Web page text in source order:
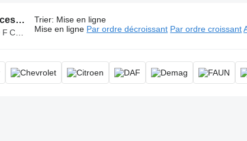
2250 annonces:Cabines
F CFA
Trier: Mise en ligne
Mise en ligne Par ordre décroissant Par ordre croissant